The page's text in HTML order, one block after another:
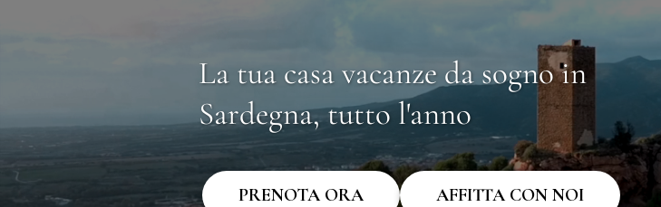
La tua casa vacanze da sogno in
Sardegna, tutto l'anno
PRENOTA ORA AFFITTA CON NOI